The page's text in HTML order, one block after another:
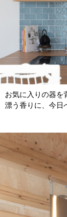
お気に入りの器を
漂う香りに、今日